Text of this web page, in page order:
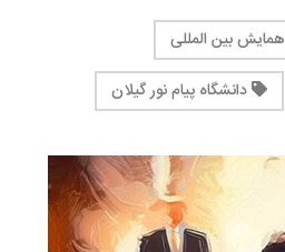
همایش بین المللی
دانشگاه پیام نور گیلان